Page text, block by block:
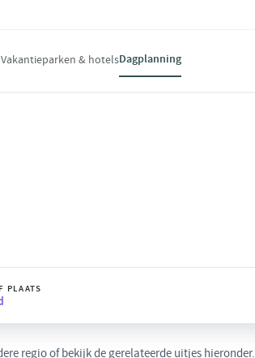
Vakantieparken & hotelsDagplanning
PLAATS
regio of bekijk de gerelateerde uitjes hieronder.